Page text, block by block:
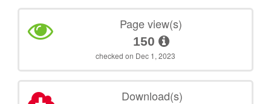
Page view(s)
150
checked on Dec 1, 2023
Download(s)